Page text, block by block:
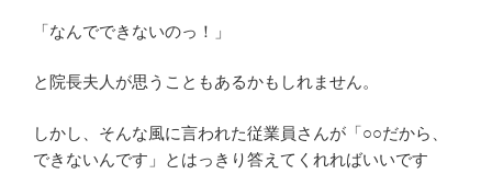
「なんでできないのっ！」
と院長夫人が思うこともあるかもしれません。
しかし、そんな風に言われた従業員さんが「○○だから、
できないんです」とはっきり答えてくれればいいです